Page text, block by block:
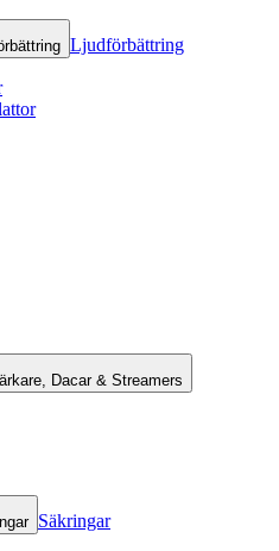
Ljudförbättring
Dacar & Streamers
Säkringar